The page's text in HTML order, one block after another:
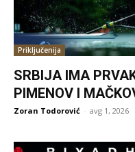
Priključenija
SRBIJA IMA
PIMENOV I
Zoran Todorović - avg 1, 2026